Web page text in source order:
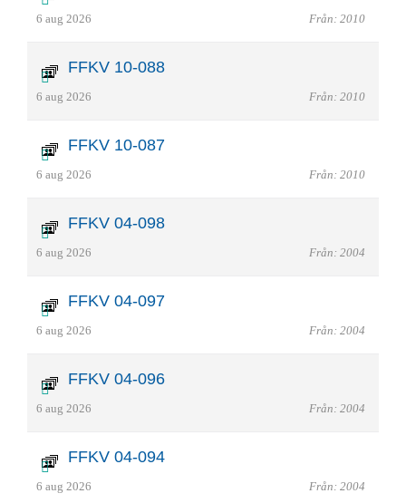
6 aug 2026 Från: 2010
FFKV 10-088
6 aug 2026 Från: 2010
FFKV 10-087
6 aug 2026 Från: 2010
FFKV 04-098
6 aug 2026 Från: 2004
FFKV 04-097
6 aug 2026 Från: 2004
FFKV 04-096
6 aug 2026 Från: 2004
FFKV 04-094
6 aug 2026 Från: 2004